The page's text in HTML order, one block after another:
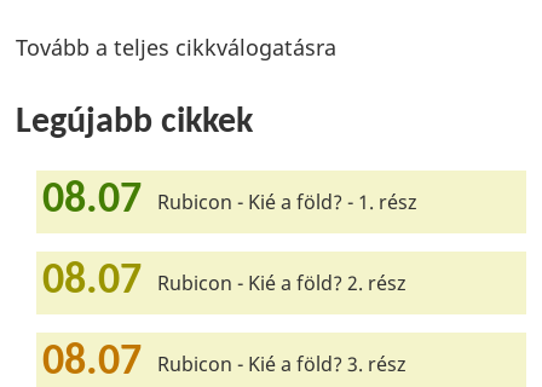
Tovább a teljes cikkválogatásra
Legújabb cikkek
08.07 Rubicon - Kié a föld? - 1. rész
08.07 Rubicon - Kié a föld? 2. rész
08.07 Rubicon - Kié a föld? 3. rész